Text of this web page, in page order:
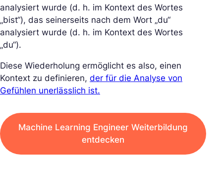
analysiert wurde (d. h. im Kontext des Wortes
„bist“), das seinerseits nach dem Wort „du“
analysiert wurde (d. h. im Kontext des Wortes
„du“).
Diese Wiederholung ermöglicht es also, einen
Kontext zu definieren, der für die Analyse von
Gefühlen unerlässlich ist.
Machine Learning Engineer Weiterbildung
entdecken